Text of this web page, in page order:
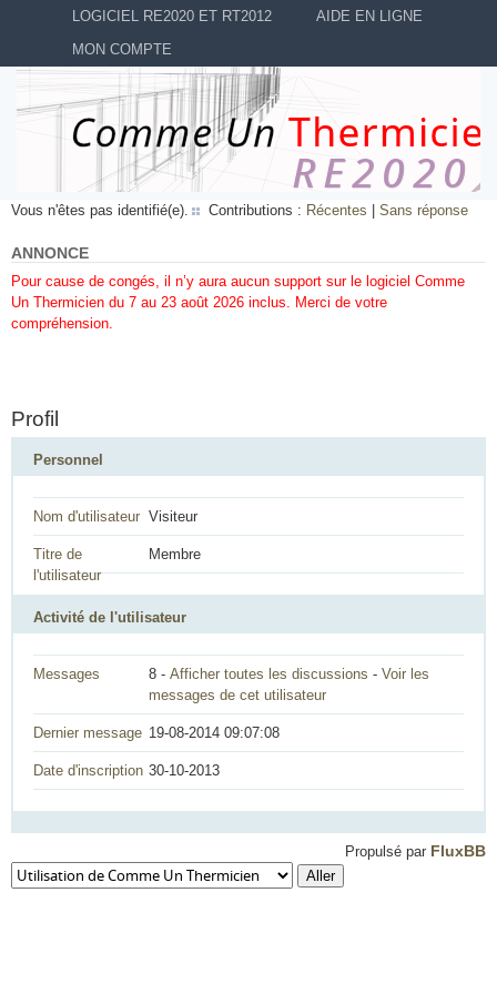
LOGICIEL RE2020 ET RT2012
AIDE EN LIGNE
MON COMPTE
Vous n'êtes pas identifié(e). Contributions : Récentes Sans réponse
ANNONCE
Pour cause de congés, il n’y aura aucun support sur le logiciel Comme
Un Thermicien du 7 au 23 août 2026 inclus. Merci de votre
compréhension.
Profil
Personnel
Nom d'utilisateur Visiteur
Titre de
l'utilisateur
Membre
Activité de l'utilisateur
Messages 8 - Afficher toutes les discussions - Voir les
messages de cet utilisateur
Dernier message 19-08-2014 09:07:08
Date d'inscription 30-10-2013
Propulsé par FluxBB